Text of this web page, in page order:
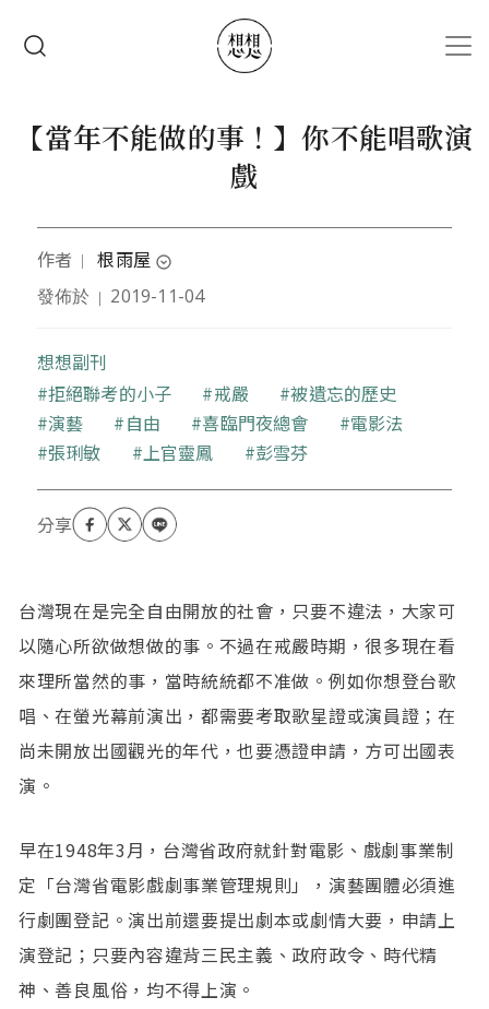
【當年不能做的事！】你不能唱歌演
戲
作者 ｜ 根雨屋 expand_circle_down
半路出家的台灣史研究者，曾任史學研究助理、新聞
展。希望台灣年輕人能多認識過去台灣的一切。
發佈於 ｜ 2019-11-04
想想副刊
關鍵字
拒絕聯考的小子 戒嚴
被遺忘的歷史
演藝
自由 喜臨門夜總會
電影法
張琍敏
上官靈鳳 彭雪芬
台灣現在是完全自由開放的社會，只要不違法，大家可
以隨心所欲做想做的事。不過在戒嚴時期，很多現在看
來理所當然的事，當時統統都不准做。例如你想登台歌
唱、在螢光幕前演出，都需要考取歌星證或演員證；在
尚未開放出國觀光的年代，也要憑證申請，方可出國表
演。
早在1948年3月，台灣省政府就針對電影、戲劇事業制
定「台灣省電影戲劇事業管理規則」，演藝團體必須進
行劇團登記。演出前還要提出劇本或劇情大要，申請上
演登記；只要內容違背三民主義、政府政令、時代精
神、善良風俗，均不得上演。